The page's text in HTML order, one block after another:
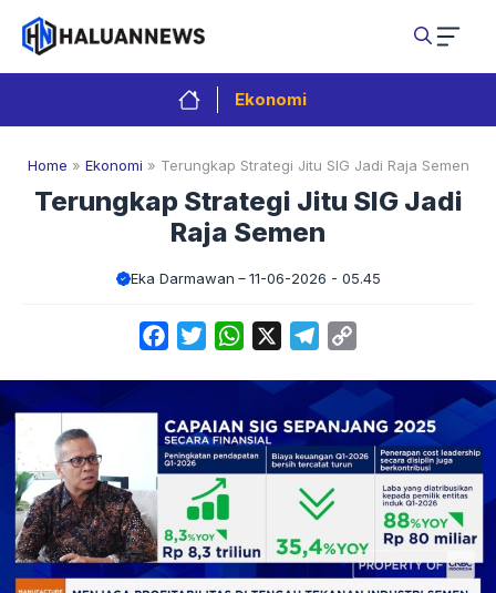
Langsung
isi
Ekonomi
Home » Ekonomi » Terungkap Strategi Jitu SIG Jadi Raja Semen
Terungkap Strategi Jitu SIG Jadi
Raja Semen
Eka Darmawan 11-06-2026 - 05.45
FacebookTwitterWhatsApp Telegram